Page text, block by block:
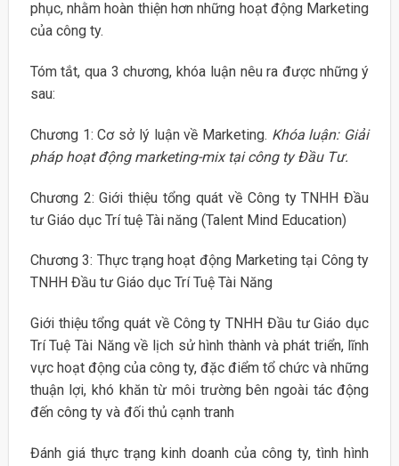
phục, nhằm hoàn thiện hơn những hoạt động Marketing
của công ty.
Tóm tắt, qua 3 chương, khóa luận nêu ra được những ý
sau:
Chương 1: Cơ sở lý luận về Marketing. Khóa luận: Giải
pháp hoạt động marketing-mix tại công ty Đầu Tư.
Chương 2: Giới thiệu tổng quát về Công ty TNHH Đầu
tư Giáo dục Trí tuệ Tài năng (Talent Mind Education)
Chương 3: Thực trạng hoạt động Marketing tại Công ty
TNHH Đầu tư Giáo dục Trí Tuệ Tài Năng
Giới thiệu tổng quát về Công ty TNHH Đầu tư Giáo dục
Trí Tuệ Tài Năng về lịch sử hình thành và phát triển, lĩnh
vực hoạt động của công ty, đặc điểm tổ chức và những
thuận lợi, khó khăn từ môi trường bên ngoài tác động
đến công ty và đối thủ cạnh tranh
Đánh giá thực trạng kinh doanh của công ty, tình hình